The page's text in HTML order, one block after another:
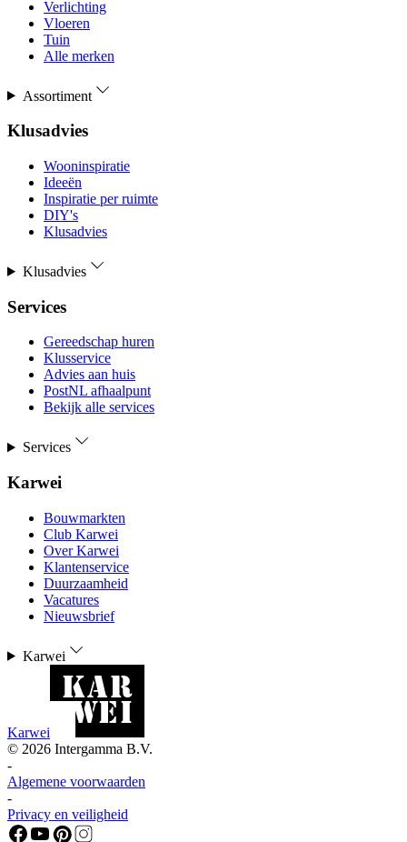
Verlichting
Vloeren
Tuin
Alle merken
Assortiment
Klusadvies
Wooninspiratie
Ideeën
Inspiratie per ruimte
DIY's
Klusadvies
Klusadvies
Services
Gereedschap huren
Klusservice
Advies aan huis
PostNL afhaalpunt
Bekijk alle services
Services
Karwei
Bouwmarkten
Club Karwei
Over Karwei
Klantenservice
Duurzaamheid
Vacatures
Nieuwsbrief
Karwei
Karwei
© 2026 Intergamma B.V.
-
Algemene voorwaarden
-
Privacy en veiligheid